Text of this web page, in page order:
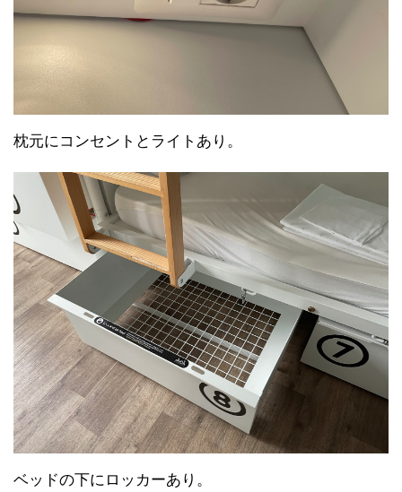
枕元にコンセントとライトあり。
ベッドの下にロッカーあり。